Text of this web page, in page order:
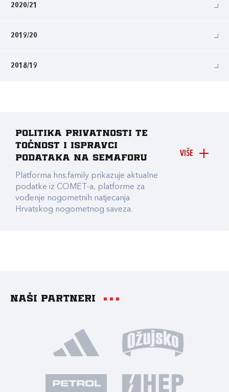
2020/21
2019/20
2018/19
VIŠE
Politika privatnosti te
točnost i ispravci
podataka na Semaforu
Platforma hns.family prikazuje aktualne
podatke iz COMET-a, platforme za
vođenje nogometnih natjecanja
Hrvatskog nogometnog saveza.
Naši partneri